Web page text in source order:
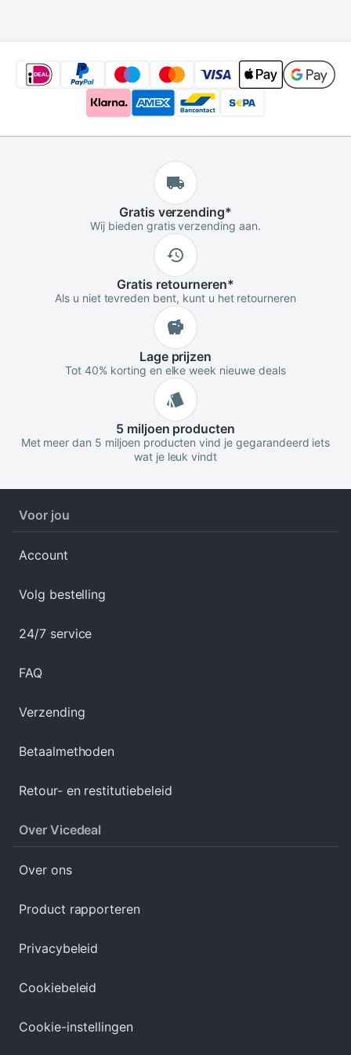
Gratis verzending*
Wij bieden gratis verzending aan.
Gratis retourneren*
Als u niet tevreden bent, kunt u het retourneren
Lageprijzen
Tot 40% korting en elke week nieuwe deals
5 miljoen producten
Met meer dan 5 miljoen producten vind je gegarandeerd iets
wat je leuk vindt
Voor jou
Account
Volg bestelling
24/7 service
FAQ
Verzending
Betaalmethoden
Retour- en restitutiebeleid
Over Vicedeal
Over ons
Product rapporteren
Privacybeleid
Cookiebeleid
Cookie-instellingen